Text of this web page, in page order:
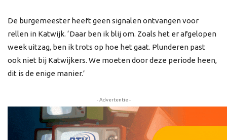
De burgemeester heeft geen signalen ontvangen voor
rellen in Katwijk. ‘Daar ben ik blij om. Zoals het er afgelopen
week uitzag, ben ik trots op hoe het gaat. Plunderen past
ook niet bij Katwijkers. We moeten door deze periode heen,
dit is de enige manier.’
- Advertentie -